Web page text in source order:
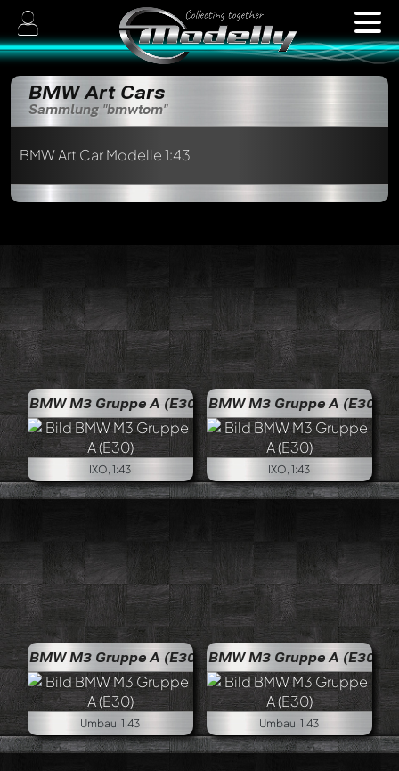
BMW Art Cars
Sammlung "bmwtom"
BMW Art Car Modelle 1:43
BMW M3 Gruppe A (E30)
IXO, 1:43
BMW M3 Gruppe A (E30)
IXO, 1:43
BMW M3 Gruppe A (E30)
Umbau, 1:43
BMW M3 Gruppe A (E30)
Umbau, 1:43